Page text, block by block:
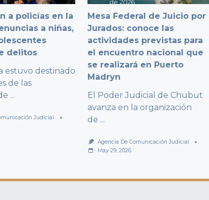
a policías en la
a niñas,
delitos
estuvo destinado
de las
...
Judicial
Mesa Federal de Juicio por
Jurados: conoce las
actividades previstas para
el encuentro nacional que
se realizará en Puerto
Madryn
El Poder Judicial de Chubut
avanza en la organización
de ...
Agencia De Comunicación Judicial
May 29, 2026